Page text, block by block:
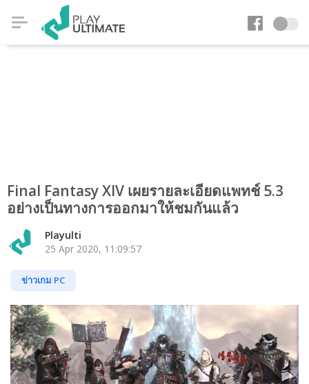
Final Fantasy XIV เผยรายละเอียดแพทช์ 5.3
อย่างเป็นทางการออกมาให้ชมกันแล้ว
Playulti
25 Apr 2020, 11:09:57
ข่าวเกม PC